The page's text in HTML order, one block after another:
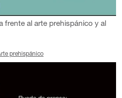
frente al arte prehispánico y al
prehispánico